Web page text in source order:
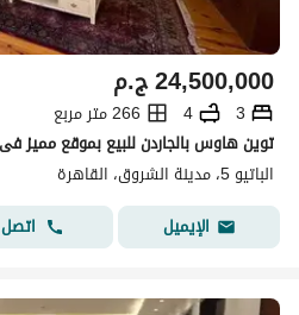
ج.م24,500,000
3
4
266 متر مربع
الباتيو 5، مدينة الشروق، القاهرة
الإيميل
اتصل